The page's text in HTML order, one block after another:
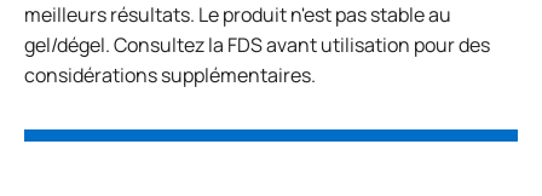
meilleurs résultats. Le produit n'est pas stable au
gel/dégel. Consultez la FDS avant utilisation pour des
considérations supplémentaires.